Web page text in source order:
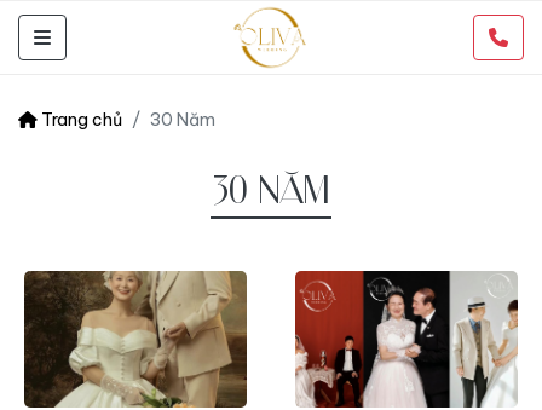
Trang chủ 30 Năm
30 NĂM